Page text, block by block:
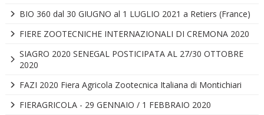
BIO 360 dal 30 GIUGNO al 1 LUGLIO 2021 a Retiers (France)
FIERE ZOOTECNICHE INTERNAZIONALI DI CREMONA 2020
SIAGRO 2020 SENEGAL POSTICIPATA AL 27/30 OTTOBRE
2020
FAZI 2020 Fiera Agricola Zootecnica Italiana di Montichiari
FIERAGRICOLA - 29 GENNAIO / 1 FEBBRAIO 2020